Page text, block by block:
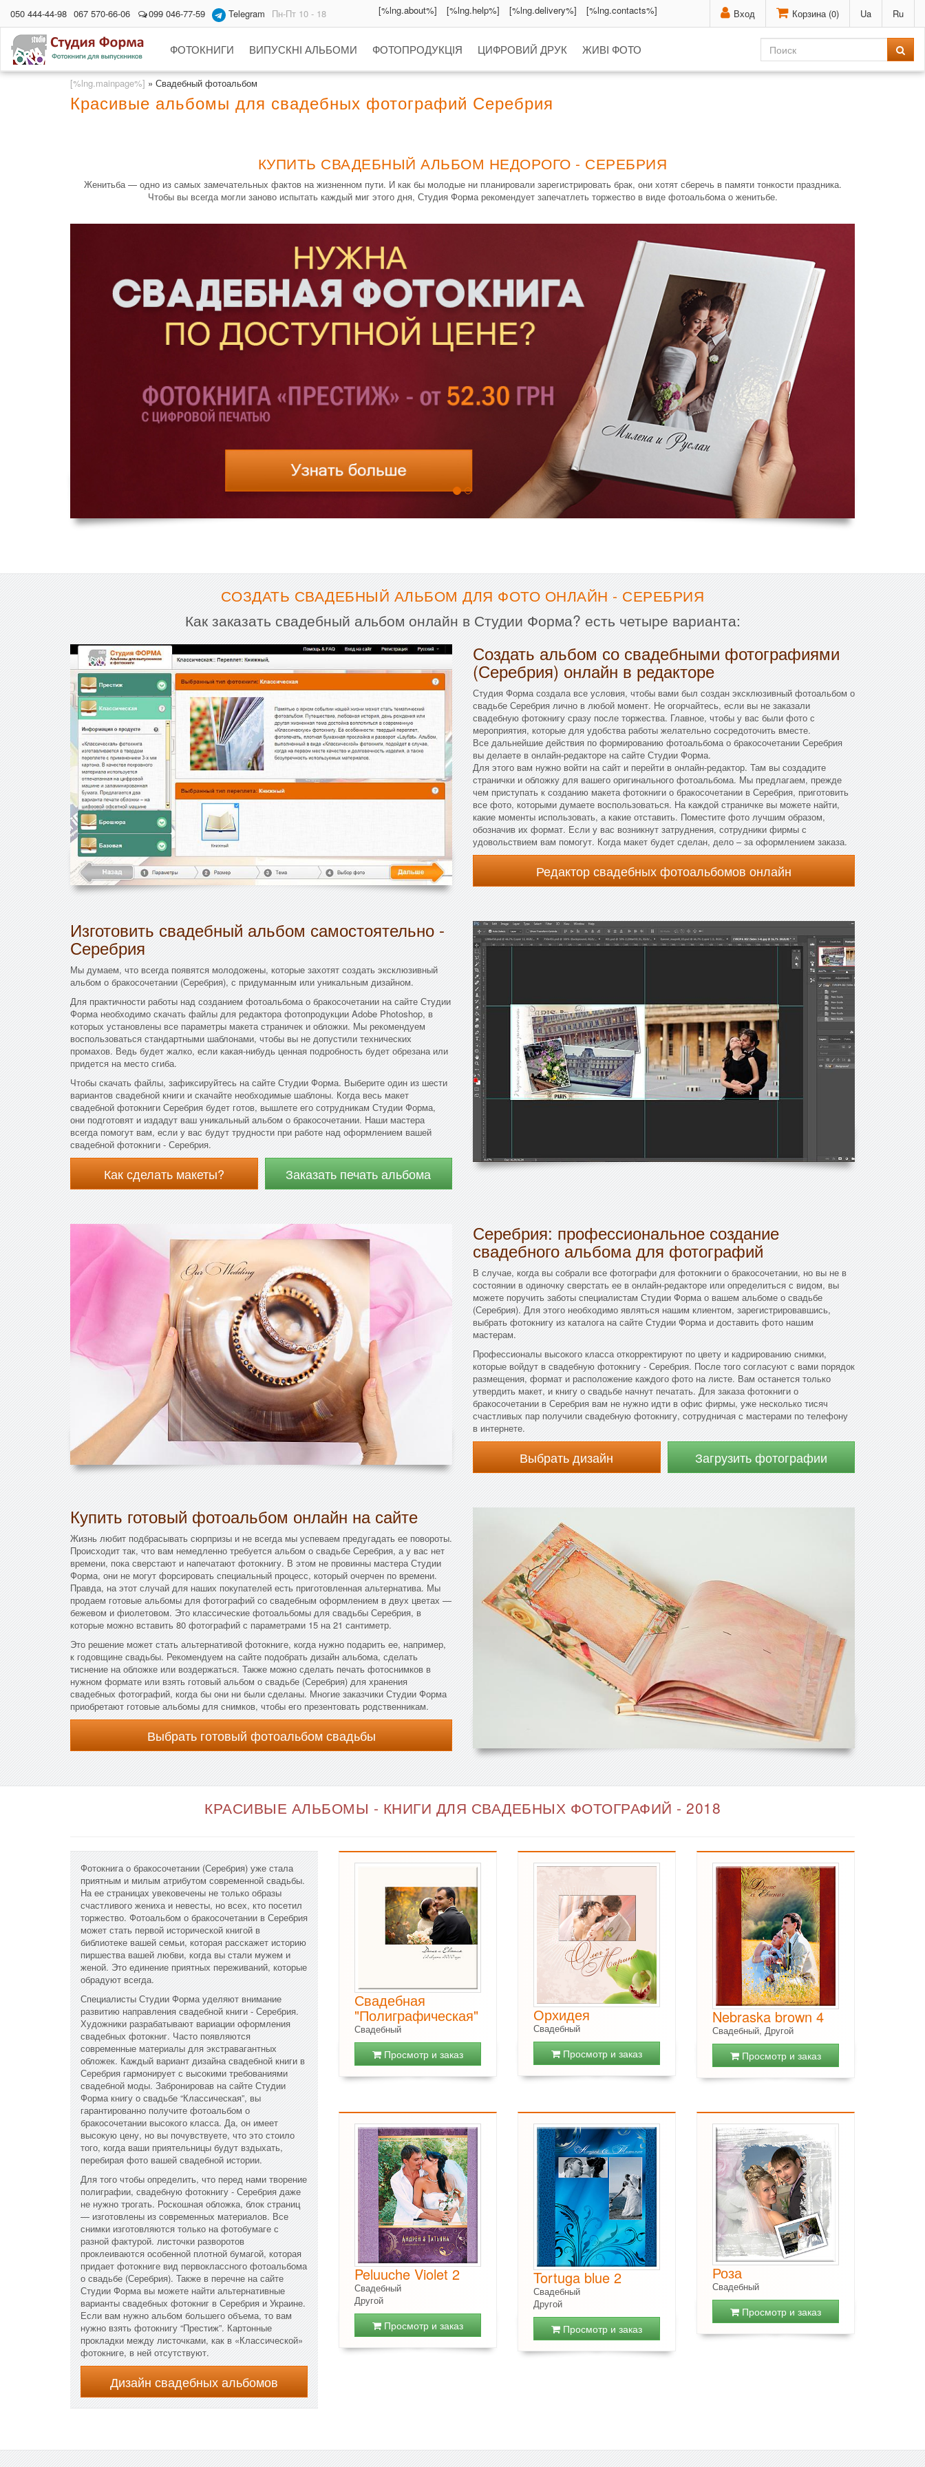
Вход Корзина (0) Ua Ru
050 444-44-98 067 570-66-06 099 046-77-59 Telegram Пн-Пт 10 - 18 [%lng.about%] [%lng.help%] [%lng.delivery%] [%lng.contacts%]
ФОТОКНИГИ ВИПУСКНІ АЛЬБОМИ ФОТОПРОДУКЦІЯ ЦИФРОВИЙ ДРУК ЖИВІ ФОТО
[%lng.mainpage%] » Свадебный фотоальбом
Красивые альбомы для свадебных фотографий Серебрия
КУПИТЬ СВАДЕБНЫЙ АЛЬБОМ НЕДОРОГО - СЕРЕБРИЯ
Женитьба — одно из самых замечательных фактов на жизненном пути. И как бы молодые ни планировали зарегистрировать брак, они хотят сберечь в памяти тонкости праздника.
Чтобы вы всегда могли заново испытать каждый миг этого дня, Студия Форма рекомендует запечатлеть торжество в виде фотоальбома о женитьбе.
СОЗДАТЬ СВАДЕБНЫЙ АЛЬБОМ ДЛЯ ФОТО ОНЛАЙН - СЕРЕБРИЯ
Как заказать свадебный альбом онлайн в Студии Форма? есть четыре варианта:
Создать альбом со свадебными фотографиями
(Серебрия) онлайн в редакторе
Студия Форма создала все условия, чтобы вами был создан эксклюзивный фотоальбом о
свадьбе Серебрия лично в любой момент. Не огорчайтесь, если вы не заказали
свадебную фотокнигу сразу после торжества. Главное, чтобы у вас были фото с
мероприятия, которые для удобства работы желательно сосредоточить вместе.
Все дальнейшие действия по формированию фотоальбома о бракосочетании Серебрия
вы делаете в онлайн-редакторе на сайте Студии Форма.
Для этого вам нужно войти на сайт и перейти в онлайн-редактор. Там вы создадите
странички и обложку для вашего оригинального фотоальбома. Мы предлагаем, прежде
чем приступать к созданию макета фотокниги о бракосочетании в Серебрия, приготовить
все фото, которыми думаете воспользоваться. На каждой страничке вы можете найти,
какие моменты использовать, а какие отставить. Поместите фото лучшим образом,
обозначив их формат. Если у вас возникнут затруднения, сотрудники фирмы с
удовольствием вам помогут. Когда макет будет сделан, дело – за оформлением заказа.
Редактор свадебных фотоальбомов онлайн
Изготовить свадебный альбом самостоятельно -
Серебрия
Мы думаем, что всегда появятся молодожены, которые захотят создать эксклюзивный
альбом о бракосочетании (Серебрия), с придуманным или уникальным дизайном.
Для практичности работы над созданием фотоальбома о бракосочетании на сайте Студии
Форма необходимо скачать файлы для редактора фотопродукции Adobe Photoshop, в
которых установлены все параметры макета страничек и обложки. Мы рекомендуем
воспользоваться стандартными шаблонами, чтобы вы не допустили технических
промахов. Ведь будет жалко, если какая-нибудь ценная подробность будет обрезана или
придется на место сгиба.
Чтобы скачать файлы, зафиксируйтесь на сайте Студии Форма. Выберите один из шести
вариантов свадебной книги и скачайте необходимые шаблоны. Когда весь макет
свадебной фотокниги Серебрия будет готов, вышлете его сотрудникам Студии Форма,
они подготовят и издадут ваш уникальный альбом о бракосочетании. Наши мастера
всегда помогут вам, если у вас будут трудности при работе над оформлением вашей
свадебной фотокниги - Серебрия.
Как сделать макеты? Заказать печать альбома
Серебрия: профессиональное создание
свадебного альбома для фотографий
В случае, когда вы собрали все фотографи для фотокниги о бракосочетании, но вы не в
состоянии в одиночку сверстать ее в онлайн-редакторе или определиться с видом, вы
можете поручить заботы специалистам Студии Форма о вашем альбоме о свадьбе
(Серебрия). Для этого необходимо являться нашим клиентом, зарегистрировавшись,
выбрать фотокнигу из каталога на сайте Студии Форма и доставить фото нашим
мастерам.
Профессионалы высокого класса откорректируют по цвету и кадрированию снимки,
которые войдут в свадебную фотокнигу - Серебрия. После того согласуют с вами порядок
размещения, формат и расположение каждого фото на листе. Вам останется только
утвердить макет, и книгу о свадьбе начнут печатать. Для заказа фотокниги о
бракосочетании в Серебрия вам не нужно идти в офис фирмы, уже несколько тисяч
счастливых пар получили свадебную фотокнигу, сотрудничая с мастерами по телефону
в интернете.
Выбрать дизайн Загрузить фотографии
Купить готовый фотоальбом онлайн на сайте
Жизнь любит подбрасывать сюрпризы и не всегда мы успеваем предугадать ее повороты.
Происходит так, что вам немедленно требуется альбом о свадьбе Серебрия, а у вас нет
времени, пока сверстают и напечатают фотокнигу. В этом не провинны мастера Студии
Форма, они не могут форсировать специальный процесс, который очерчен по времени.
Правда, на этот случай для наших покупателей есть приготовленная альтернатива. Мы
продаем готовые альбомы для фотографий со свадебным оформлением в двух цветах —
бежевом и фиолетовом. Это классические фотоальбомы для свадьбы Серебрия, в
которые можно вставить 80 фотографий с параметрами 15 на 21 сантиметр.
Это решение может стать альтернативой фотокниге, когда нужно подарить ее, например,
к годовщине свадьбы. Рекомендуем на сайте подобрать дизайн альбома, сделать
тиснение на обложке или воздержаться. Также можно сделать печать фотоснимков в
нужном формате или взять готовый альбом о свадьбе (Серебрия) для хранения
свадебных фотографий, когда бы они ни были сделаны. Многие заказчики Студии Форма
приобретают готовые альбомы для снимков, чтобы его презентовать родственникам.
Выбрать готовый фотоальбом свадьбы
КРАСИВЫЕ АЛЬБОМЫ - КНИГИ ДЛЯ СВАДЕБНЫХ ФОТОГРАФИЙ - 2018
Фотокнига о бракосочетании (Серебрия) уже стала
приятным и милым атрибутом современной свадьбы.
На ее страницах увековечены не только образы
счастливого жениха и невесты, но всех, кто посетил
торжество. Фотоальбом о бракосочетании в Серебрия
может стать первой исторической книгой в
библиотеке вашей семьи, которая расскажет историю
пиршества вашей любви, когда вы стали мужем и
женой. Это единение приятных переживаний, которые
обрадуют всегда.
Специалисты Студии Форма уделяют внимание
развитию направления свадебной книги - Серебрия.
Художники разрабатывают вариации оформления
свадебных фотокниг. Часто появляются
современные материалы для экстравагантных
обложек. Каждый вариант дизайна свадебной книги в
Серебрия гармонирует с высокими требованиями
свадебной моды. Забронировав на сайте Студии
Форма книгу о свадьбе “Классическая”, вы
гарантированно получите фотоальбом о
бракосочетании высокого класса. Да, он имеет
высокую цену, но вы почувствуете, что это стоило
того, когда ваши приятельницы будут вздыхать,
перебирая фото вашей свадебной истории.
Для того чтобы определить, что перед нами творение
полиграфии, свадебную фотокнигу - Серебрия даже
не нужно трогать. Роскошная обложка, блок страниц
— изготовлены из современных материалов. Все
снимки изготовляются только на фотобумаге с
разной фактурой. листочки разворотов
проклеиваются особенной плотной бумагой, которая
придает фотокниге вид первоклассного фотоальбома
о свадьбе (Серебрия). Также в перечне на сайте
Студии Форма вы можете найти альтернативные
варианты свадебных фотокниг в Серебрия и Украине.
Если вам нужно альбом большего объема, то вам
нужно взять фотокнигу “Престиж”. Картонные
прокладки между листочками, как в «Классической»
фотокниге, в ней отсутствуют.
Дизайн свадебных альбомов
Свадебная
"Полиграфическая"
Свадебный
Просмотр и заказ
Орхидея
Свадебный
Просмотр и заказ
Nebraska brown 4
Свадебный, Другой
Просмотр и заказ
Peluuche Violet 2
Свадебный
Другой
Просмотр и заказ
Tortuga blue 2
Свадебный
Другой
Просмотр и заказ
Роза
Свадебный
Просмотр и заказ